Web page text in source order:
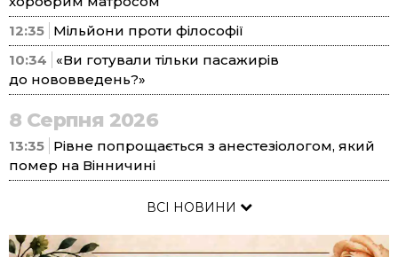
12:35 Мільйони проти філософії
10:34
«Ви готували тільки пасажирів
до нововведень?»
8 Серпня 2026
13:35 Рівне попрощається з анестезіологом, який
помер на Вінничині
ВСІ НОВИНИ